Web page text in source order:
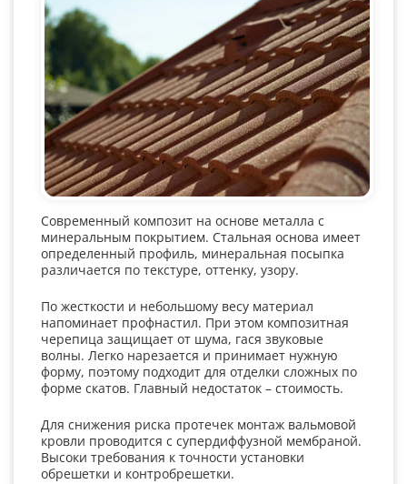
Современный композит на основе металла с
минеральным покрытием. Стальная основа имеет
определенный профиль, минеральная посыпка
различается по текстуре, оттенку, узору.
По жесткости и небольшому весу материал
напоминает профнастил. При этом композитная
черепица защищает от шума, гася звуковые
волны. Легко нарезается и принимает нужную
форму, поэтому подходит для отделки сложных по
форме скатов. Главный недостаток – стоимость.
Для снижения риска протечек монтаж вальмовой
кровли проводится с супердиффузной мембраной.
Высоки требования к точности установки
обрешетки и контробрешетки.